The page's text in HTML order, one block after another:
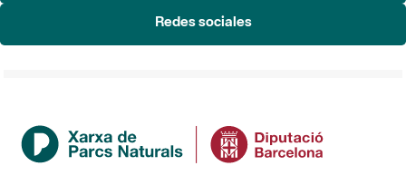
Redes sociales